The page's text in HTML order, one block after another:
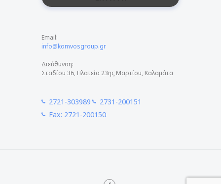
Email:
info@komvosgroup.gr
Διεύθυνση:
Σταδίου 36, Πλατεία 23ης Μαρτίου, Καλαμάτα
2721-303989
2731-200151
Fax: 2721-200150